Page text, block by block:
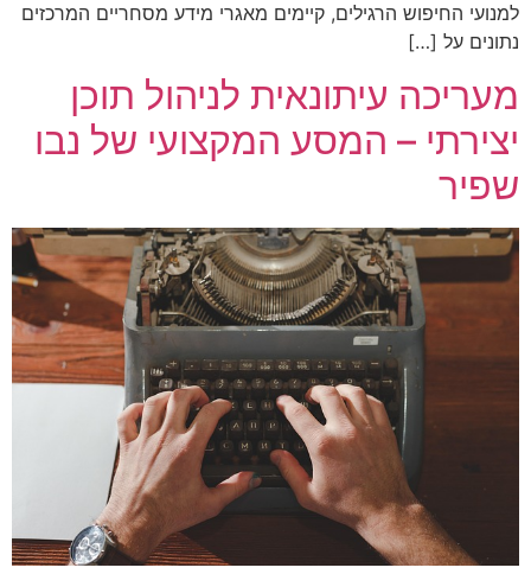
למנועי החיפוש הרגילים, קיימים מאגרי מידע מסחריים המרכזים
נתונים על […]
מעריכה עיתונאית לניהול תוכן
יצירתי – המסע המקצועי של נבו
שפיר